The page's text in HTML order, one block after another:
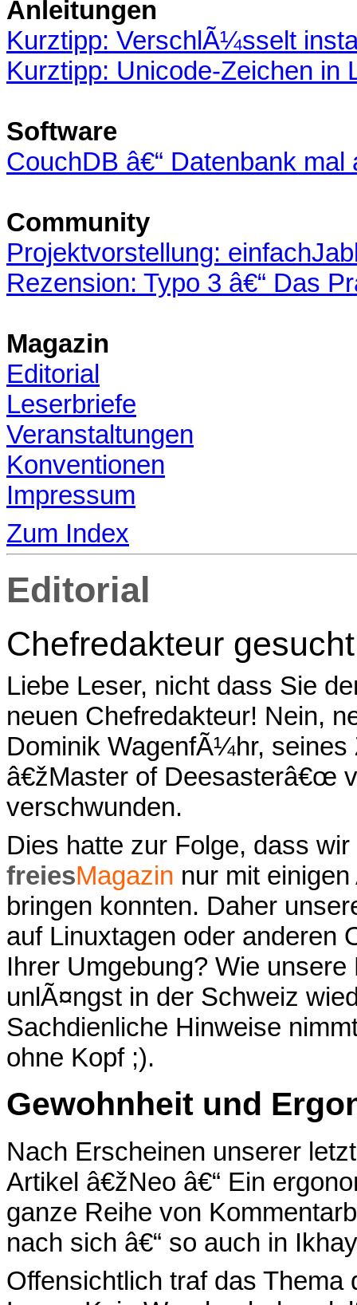
Anleitungen
Kurztipp: VerschlÃ¼sselt
Kurztipp: Unicode-Zeichen in
Software
CouchDB â€“ Datenbank mal
Community
Projektvorstellung:
Rezension: Typo 3 â€“ Das
Magazin
Editorial
Leserbriefe
Veranstaltungen
Konventionen
Impressum
Zum Index
Editorial
Chefredakteur
Liebe Leser, nicht dass Sie
neuen Chefredakteur! Nein,
Dominik WagenfÃ¼hr,
â€žMaster of Deesasterâ€œ
verschwunden.
Dies hatte zur Folge, dass
freiesMagazin nur mit
bringen konnten. Daher
auf Linuxtagen oder anderen
Ihrer Umgebung? Wie
unlÃ¤ngst in der Schweiz
Sachdienliche Hinweise
ohne Kopf ;).
Gewohnheit und
Nach Erscheinen unserer
Artikel â€žNeo â€“ Ein
ganze Reihe von
nach sich â€“ so auch in
Offensichtlich traf das